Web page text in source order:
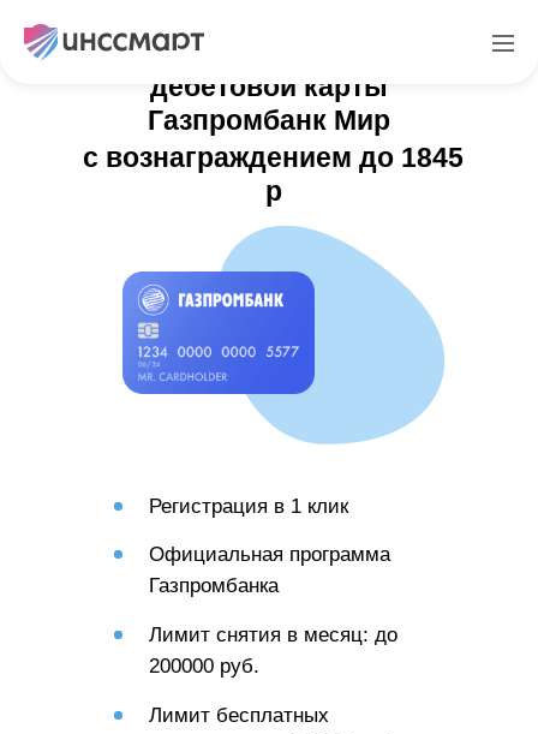
Реферальная программа
дебетовой карты
Газпромбанк Мир
Регистрация в 1 клик
Официальная программа
Газпромбанка
Лимит снятия в месяц: до
200000 руб.
Лимит бесплатных
с вознаграждением до 1845
р